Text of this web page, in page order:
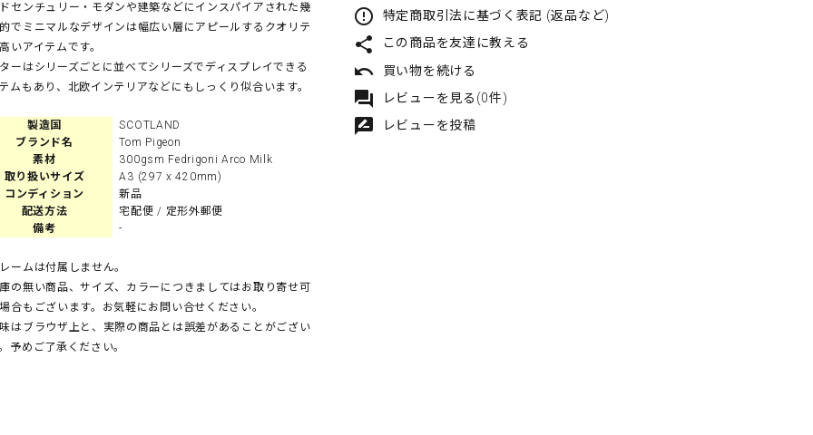
センチュリー・モダンや建築などにインスパイアされた幾
でミニマルなデザインは幅広い層にアピールするクオリテ
いアイテムです。
ーはシリーズごとに並べてシリーズでディスプレイできる
ムもあり、北欧インテリアなどにもしっくり似合います。
製造国
SCOTLAND
ブランド名
Tom Pigeon
素材
300gsm Fedrigoni Arco Milk
取り扱いサイズ
A3 (297 x 420mm)
コンディション
新品
配送方法
宅配便 / 定形外郵便
備考
-
ームは付属しません。
の無い商品、サイズ、カラーにつきましてはお取り寄せ可
合もございます。お気軽にお問い合せください。
はブラウザ上と、実際の商品とは誤差があることがござい
予めご了承ください。
error_outline 特定商取引法に基づく表記 (返品など)
share この商品を友達に教える
undo 買い物を続ける
forum レビューを見る(0件)
rate_review レビューを投稿